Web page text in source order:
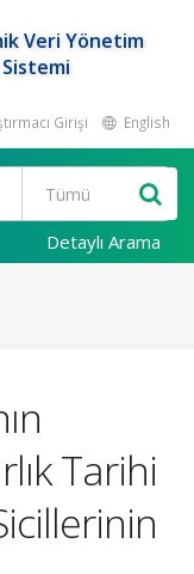
Veri Yönetim
Sistemi
Girişi English
Detaylı Arama
Tarihi